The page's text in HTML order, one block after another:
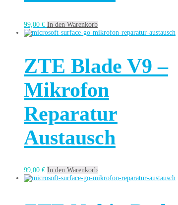
99,00 € In den Warenkorb
ZTE Blade V9 –
Mikrofon
Reparatur
Austausch
99,00 € In den Warenkorb